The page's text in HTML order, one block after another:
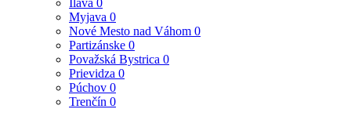
Ilava 0
Myjava 0
Nové Mesto nad Váhom 0
Partizánske 0
Považská Bystrica 0
Prievidza 0
Púchov 0
Trenčín 0